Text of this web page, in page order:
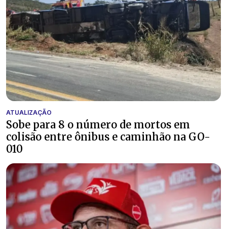
ATUALIZAÇÃO
Sobe para 8 o número de mortos em
colisão entre ônibus e caminhão na GO-
010